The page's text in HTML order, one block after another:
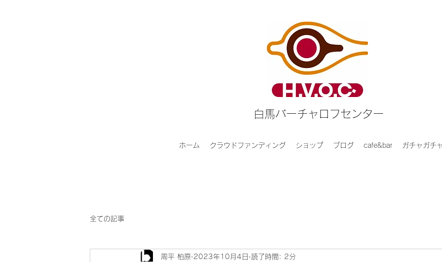
白馬バーチャロフセンター
ホーム クラウドファンディング ショップ ブログ cafe&bar ガチャガチ
全ての記事
周平 柏原 2023年10月4日 読了時間: 2分